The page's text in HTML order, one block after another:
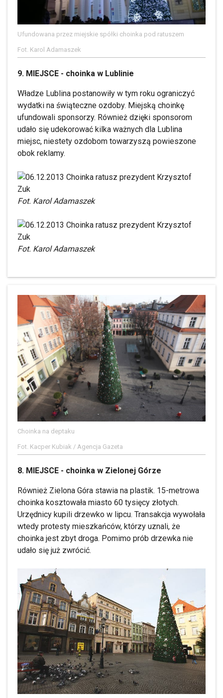
Ufundowana przez miejskie spółki choinka pod ratuszem
Fot. Karol Adamaszek
9. MIEJSCE - choinka w Lublinie
Władze Lublina postanowiły w tym roku ograniczyć
wydatki na świąteczne ozdoby. Miejską choinkę
ufundowali sponsorzy. Również dzięki sponsorom
udało się udekorować kilka ważnych dla Lublina
miejsc, niestety ozdobom towarzyszą powieszone
obok reklamy.
Fot. Karol Adamaszek
Fot. Karol Adamaszek
Choinka na deptaku
Fot. Kacper Kubiak / Agencja Gazeta
8. MIEJSCE - choinka w Zielonej Górze
Również Zielona Góra stawia na plastik. 15-metrowa
choinka kosztowała miasto 60 tysięcy złotych.
Urzędnicy kupili drzewko w lipcu. Transakcja wywołała
wtedy protesty mieszkańców, którzy uznali, że
choinka jest zbyt droga. Pomimo prób drzewka nie
udało się już zwrócić.